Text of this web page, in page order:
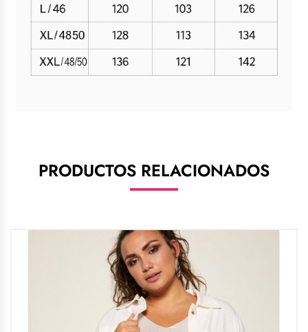
PRODUCTOS RELACIONADOS